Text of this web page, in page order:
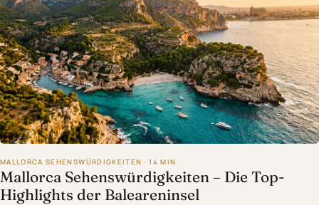
MALLORCA SEHENSWÜRDIGKEITEN · 14 MIN
Mallorca Sehenswürdigkeiten – Die Top-
Highlights der Baleareninsel